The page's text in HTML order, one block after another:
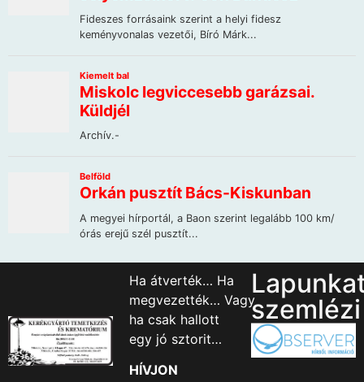
Ha átverték… Ha
megvezették… Vagy
ha csak hallott
egy jó sztorit…
HÍVJON
szemlézi